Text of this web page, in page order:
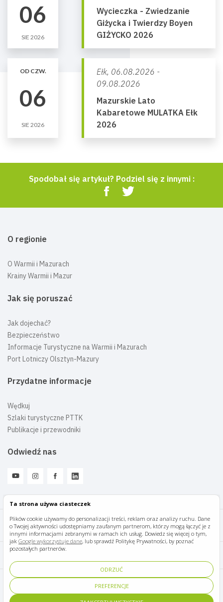
Ta strona używa ciasteczek
Plików cookie używamy do personalizacji treści, reklam oraz analizy ruchu. Dane
o Twojej aktywności udostępniamy zaufanym partnerom, którzy mogą łączyć je z
innymi informacjami zebranymi w ramach ich usług. Dowiedz się więcej o tym,
jak Google wykorzystuje dane, lub sprawdź Politykę Prywatności, by poznać
pozostałych partnerów.
ODRZUĆ
PREFERENCJE
06
SIE 2026
Wycieczka - Zwiedzanie
Giżycka i Twierdzy Boyen
GIŻYCKO 2026
OD CZW.
06
SIE 2026
Ełk, 06.08.2026 -
09.08.2026
Mazurskie Lato
Kabaretowe MULATKA Ełk
2026
Spodobał się artykuł? Podziel się z innymi :
O regionie
O Warmii i Mazurach
Krainy Warmii i Mazur
Jak się poruszać
Jak dojechać?
Bezpieczeństwo
Informacje Turystyczne na Warmii i Mazurach
Port Lotniczy Olsztyn-Mazury
Przydatne informacje
Wędkuj
Szlaki turystyczne PTTK
Publikacje i przewodniki
Odwiedź nas
Mazury Travel © 2026
Polityka prywatności